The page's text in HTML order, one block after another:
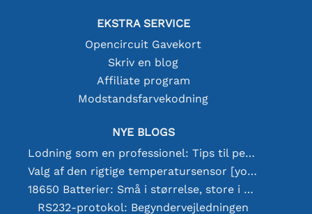
EKSTRA SERVICE
Opencircuit Gavekort
Skriv en blog
Affiliate program
Modstandsfarvekodning
NYE BLOGS
Lodning som en professionel: Tips til perfekte elektroniske forbindelser
Valg af den rigtige temperatursensor [youtube]
18650 Batterier: Små i størrelse, store i ydeevne
RS232-protokol: Begyndervejledningen